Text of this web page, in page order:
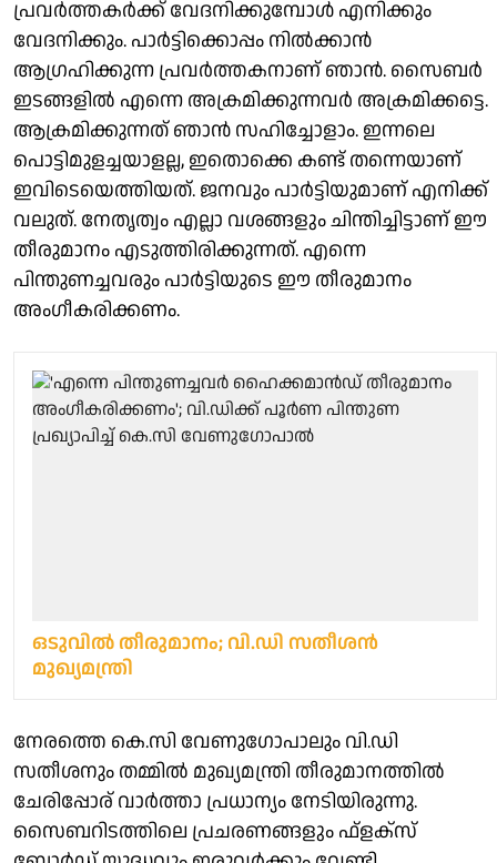
പ്രവർത്തകർക്ക് വേദനിക്കുമ്പോൾ എനിക്കും
വേദനിക്കും. പാർട്ടിക്കൊപ്പം നിൽക്കാൻ
ആഗ്രഹിക്കുന്ന പ്രവർത്തകനാണ് ഞാൻ. സൈബർ
ഇടങ്ങളിൽ എന്നെ അക്രമിക്കുന്നവർ അക്രമിക്കട്ടെ.
ആക്രമിക്കുന്നത് ഞാൻ സഹിച്ചോളാം. ഇന്നലെ
പൊട്ടിമുളച്ചയാളല്ല, ഇതൊക്കെ കണ്ട് തന്നെയാണ്
ഇവിടെയെത്തിയത്. ജനവും പാർട്ടിയുമാണ് എനിക്ക്
വലുത്. നേതൃത്വം എല്ലാ വശങ്ങളും ചിന്തിച്ചിട്ടാണ് ഈ
തീരുമാനം എടുത്തിരിക്കുന്നത്. എന്നെ
പിന്തുണച്ചവരും പാർട്ടിയുടെ ഈ തീരുമാനം
അംഗീകരിക്കണം.
ഒടുവിൽ തീരുമാനം; വി.ഡി സതീശൻ
മുഖ്യമന്ത്രി
നേരത്തെ കെ.സി വേണു​ഗോപാലും വി.ഡി
സതീശനും തമ്മിൽ മുഖ്യമന്ത്രി തീരുമാനത്തിൽ
ചേരിപ്പോര് വാർത്താ പ്രധാന്യം നേടിയിരുന്നു.
സൈബറിടത്തിലെ പ്രചരണങ്ങളും ഫ്ളക്സ്